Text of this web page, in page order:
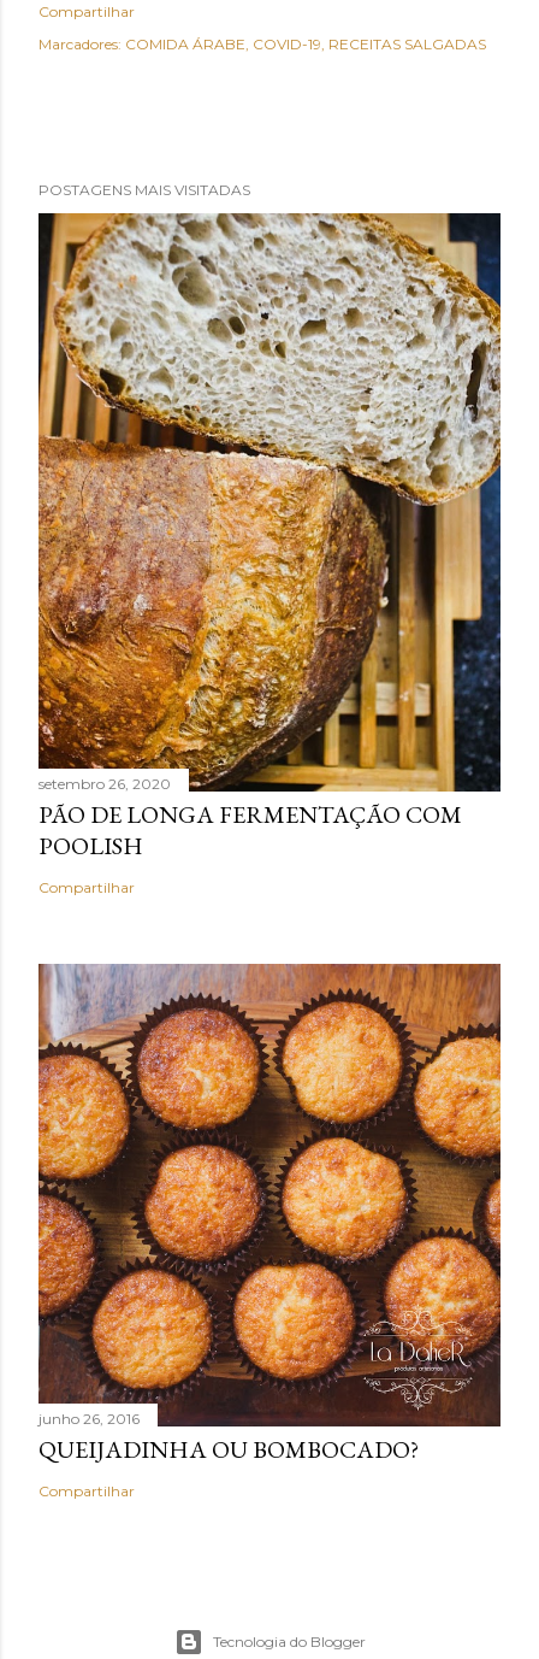
Compartilhar
Marcadores: COMIDA ÁRABE COVID-19 RECEITAS SALGADAS
POSTAGENS MAIS VISITADAS
setembro 26, 2020
PÃO DE LONGA FERMENTAÇÃO COM
POOLISH
Compartilhar
junho 26, 2016
QUEIJADINHA OU BOMBOCADO?
Compartilhar
Tecnologia do Blogger